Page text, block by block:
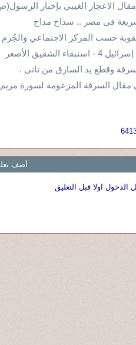
الاعجاز الغيبي بإخبار
فى مصر .. سداح مداح
حسب المركز الاجتماعي والجُرم
الشقيق الأصغر
وقطع يد السارق من تانى .
السرقة المزعومة لسورة مريم
أضف
الدخول اولا قبل التعليق